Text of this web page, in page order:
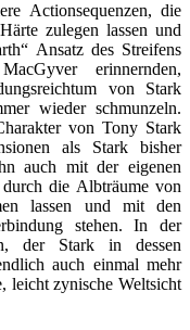
Actionsequenzen, die
zulegen lassen und
Ansatz des Streifens
erinnernden,
von Stark
wieder schmunzeln.
von Tony Stark
als Stark bisher
auch mit der eigenen
die Albträume von
lassen und mit den
stehen. In der
der Stark in dessen
auch einmal mehr
leicht zynische Weltsicht